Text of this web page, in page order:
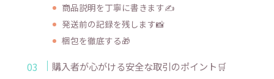
商品説明を丁寧に書きます✍️
発送前の記録を残します📸
梱包を徹底する🎁
購入者が心がける安全な取引のポイント🛒